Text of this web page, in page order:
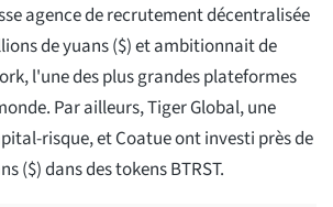
agence de recrutement décentralisée
de yuans ($) et ambitionnait de
l'une des plus grandes plateformes
Par ailleurs, Tiger Global, une
risque, et Coatue ont investi près de
($) dans des tokens BTRST.